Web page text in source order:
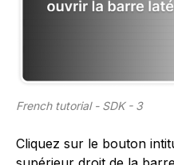
French tutorial - SDK - 3
Cliquez sur le bouton